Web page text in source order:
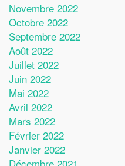
Novembre 2022
Octobre 2022
Septembre 2022
Août 2022
Juillet 2022
Juin 2022
Mai 2022
Avril 2022
Mars 2022
Février 2022
Janvier 2022